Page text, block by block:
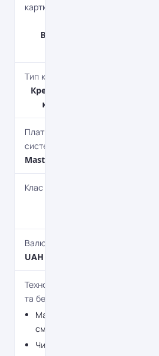
картка
Blanche
Тип картки
Кредитна
картка
Платіжна
система
MasterCard
Клас картки
Валюта
UAH
Технології
та безпека
Магнітна
смужка
Чип